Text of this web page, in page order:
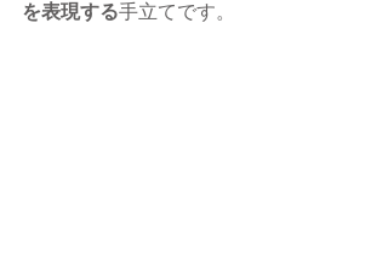
を表現する手立てです。